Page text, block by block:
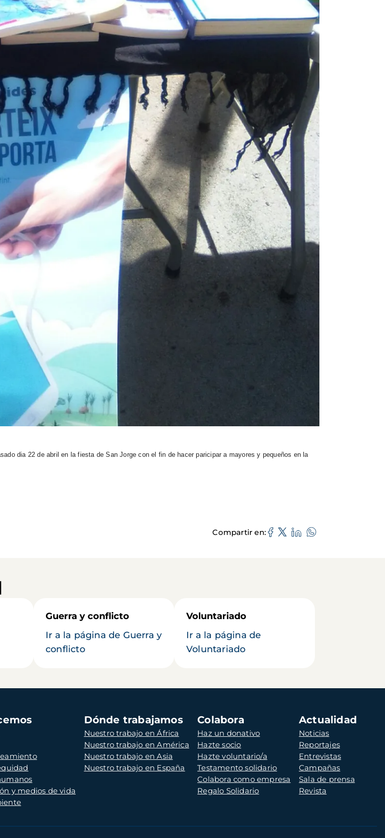
dia 22 de abril en la fiesta de San Jorge con el fin de hacer paricipar a mayores y pequeños en la
Compartir en
Guerra y conflicto
Ir a la página de Guerra y
conflicto
Voluntariado
Ir a la página de
Voluntariado
y medios de vida
Dónde trabajamos
Nuestro trabajo en África
Nuestro trabajo en América
Nuestro trabajo en Asia
Nuestro trabajo en España
Colabora
Haz un donativo
Hazte socio
Hazte voluntario/a
Testamento solidario
Colabora como empresa
Regalo Solidario
Actualidad
Noticias
Reportajes
Entrevistas
Campañas
Sala de prensa
Revista